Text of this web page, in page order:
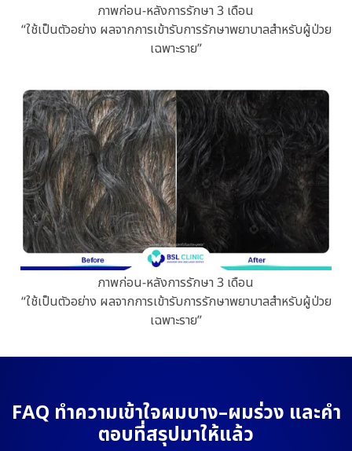
ภาพก่อน-หลังการรักษา 3 เดือน
“ใช้เป็นตัวอย่าง ผลจากการเข้ารับการรักษาพยาบาลสำหรับผู้ป่วย
เฉพาะราย”
ภาพก่อน-หลังการรักษา 3 เดือน
“ใช้เป็นตัวอย่าง ผลจากการเข้ารับการรักษาพยาบาลสำหรับผู้ป่วย
เฉพาะราย”
FAQ ทำความเข้าใจผมบาง–ผมร่วง และคำ
ตอบที่สรุปมาให้แล้ว